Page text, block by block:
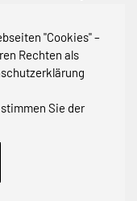
"Cookies" –
Rechten als
Sie der
–Stadt
für